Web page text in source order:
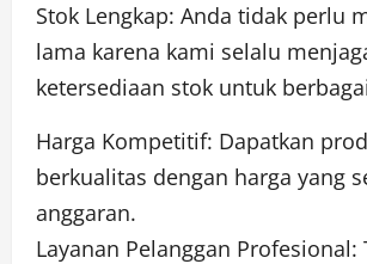
Stok Lengkap: Anda tidak perlu
lama karena kami selalu
ketersediaan stok untuk
Harga Kompetitif: Dapatkan
berkualitas dengan harga yang
anggaran.
Layanan Pelanggan Profesional: